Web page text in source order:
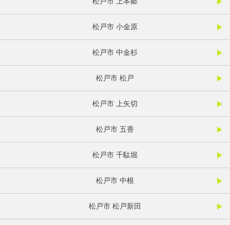
松戸市 小金原
松戸市 中金杉
松戸市 松戸
松戸市 上矢切
松戸市 五香
松戸市 千駄堀
松戸市 中根
松戸市 松戸新田